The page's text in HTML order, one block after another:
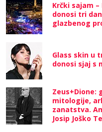
Krčki sajam –
donosi tri
glazbenog
Glass skin u
donosi sjaj s
Zeus+Dione:
mitologije,
zanatstva.
Josip Joško